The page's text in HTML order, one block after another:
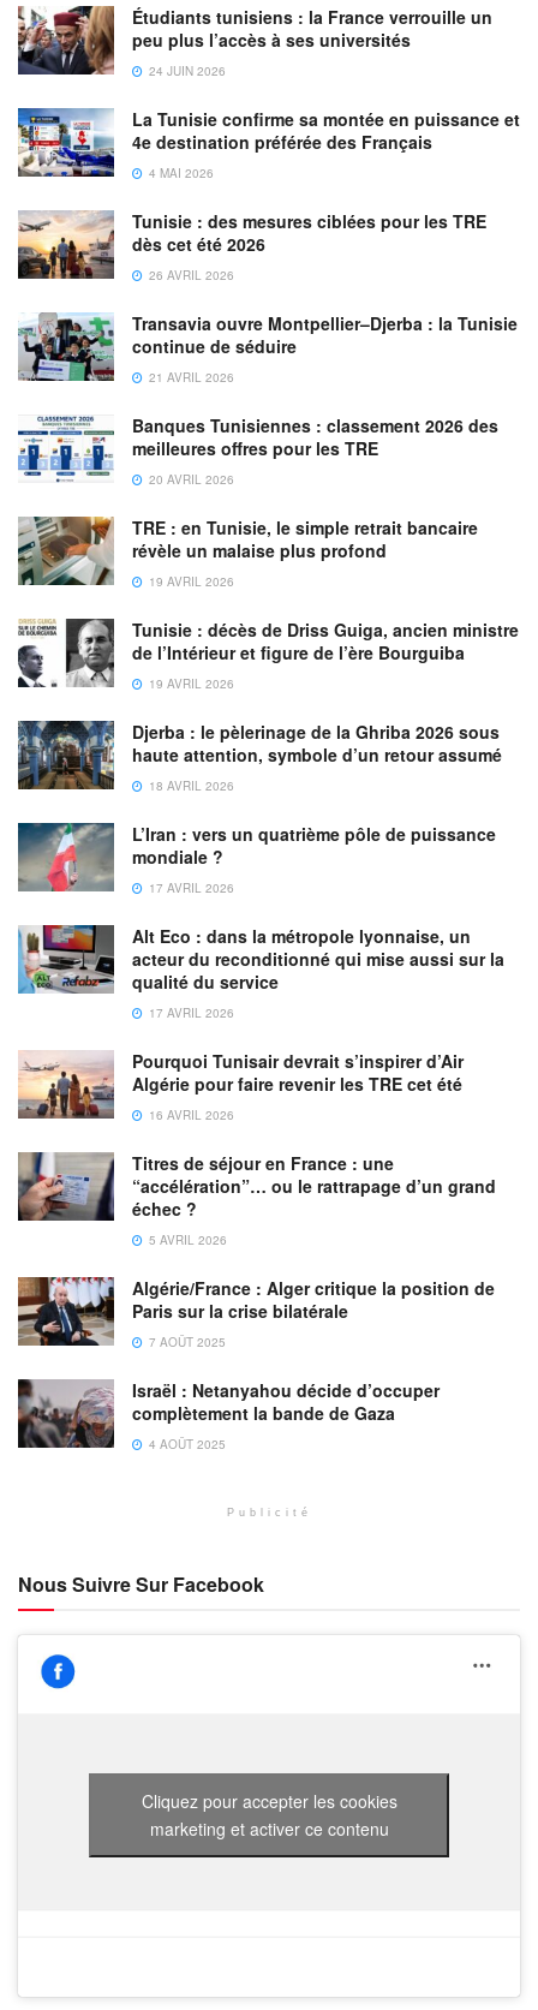
Étudiants tunisiens : la France verrouille un
peu plus l’accès à ses universités
24 JUIN 2026
La Tunisie confirme sa montée en puissance et
4e destination préférée des Français
4 MAI 2026
Tunisie : des mesures ciblées pour les TRE
dès cet été 2026
26 AVRIL 2026
Transavia ouvre Montpellier–Djerba : la Tunisie
continue de séduire
21 AVRIL 2026
Banques Tunisiennes : classement 2026 des
meilleures offres pour les TRE
20 AVRIL 2026
TRE : en Tunisie, le simple retrait bancaire
révèle un malaise plus profond
19 AVRIL 2026
Tunisie : décès de Driss Guiga, ancien ministre
de l’Intérieur et figure de l’ère Bourguiba
19 AVRIL 2026
Djerba : le pèlerinage de la Ghriba 2026 sous
haute attention, symbole d’un retour assumé
18 AVRIL 2026
L’Iran : vers un quatrième pôle de puissance
mondiale ?
17 AVRIL 2026
Alt Eco : dans la métropole lyonnaise, un
acteur du reconditionné qui mise aussi sur la
qualité du service
17 AVRIL 2026
Pourquoi Tunisair devrait s’inspirer d’Air
Algérie pour faire revenir les TRE cet été
16 AVRIL 2026
Titres de séjour en France : une
“accélération”… ou le rattrapage d’un grand
échec ?
5 AVRIL 2026
Algérie/France : Alger critique la position de
Paris sur la crise bilatérale
7 AOÛT 2025
Israël : Netanyahou décide d’occuper
complètement la bande de Gaza
4 AOÛT 2025
Publicité
Nous Suivre Sur Facebook
Cliquez pour accepter les cookies
marketing et activer ce contenu